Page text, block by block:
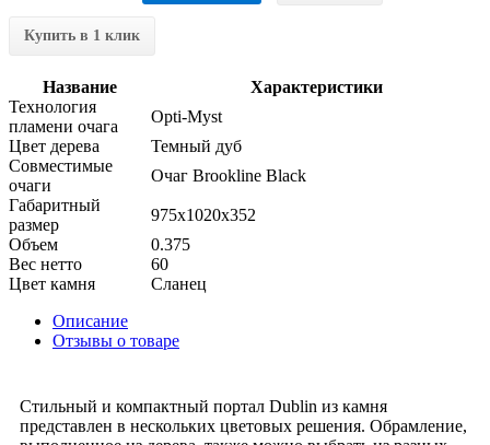
Купить в 1 клик
Название
Характеристики
Технология
пламени очага
Opti-Myst
Цвет дерева
Темный дуб
Совместимые
очаги
Очаг Brookline Black
Габаритный
размер
975x1020x352
Объем
0.375
Вес нетто
60
Цвет камня
Сланец
Описание
Отзывы о товаре
Стильный и компактный портал Dublin из камня
представлен в нескольких цветовых решения. Обрамление,